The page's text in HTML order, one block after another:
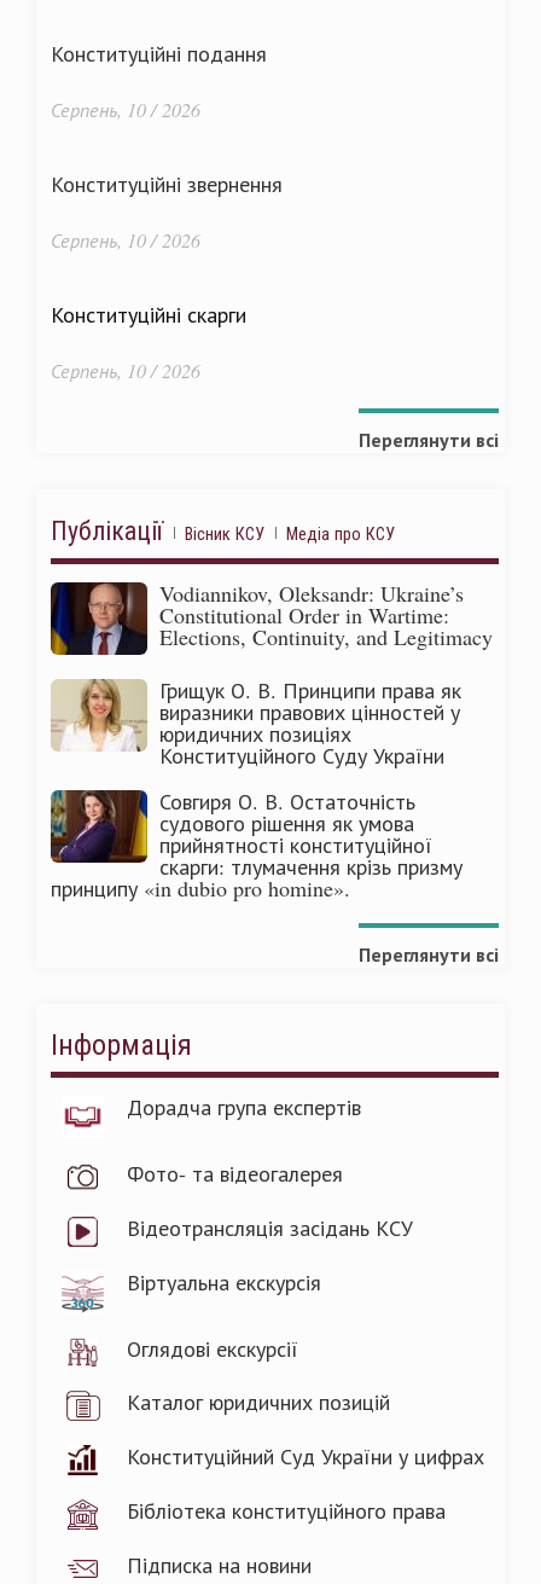
Конституційні подання
Серпень, 10 / 2026
Конституційні звернення
Серпень, 10 / 2026
Конституційні скарги
Серпень, 10 / 2026
Переглянути всі
Публікації Вісник КСУ Медіа про КСУ
Vodiannikov, Oleksandr: Ukraine’s
Constitutional Order in Wartime:
Elections, Continuity, and Legitimacy
Грищук О. В. Принципи права як
виразники правових цінностей у
юридичних позиціях
Конституційного Суду України
Совгиря О. В. Остаточність
судового рішення як умова
прийнятності конституційної
скарги: тлумачення крізь призму
принципу «in dubio pro homine».
Переглянути всі
Інформація
Дорадча група експертів
Фото- та відеогалерея
Відеотрансляція засідань КСУ
Віртуальна екскурсія
Оглядові екскурсії
Каталог юридичних позицій
Конституційний Суд України у цифрах
Бібліотека конституційного права
Підписка на новини